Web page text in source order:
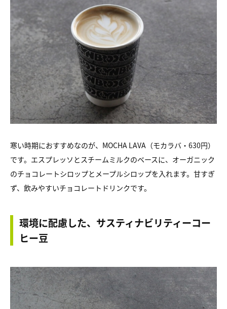
寒い時期におすすめなのが、MOCHA LAVA（モカラバ・630円）
です。エスプレッソとスチームミルクのベースに、オーガニック
のチョコレートシロップとメープルシロップを入れます。甘すぎ
ず、飲みやすいチョコレートドリンクです。
環境に配慮した、サスティナビリティーコー
ヒー豆